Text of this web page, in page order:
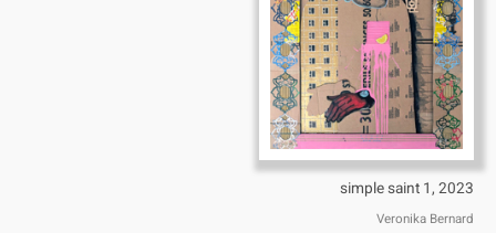
simple saint 1, 2023
Veronika Bernard